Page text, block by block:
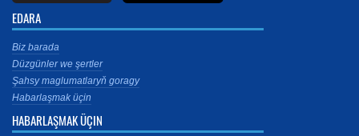
EDARA
Biz barada
Düzgünler we şertler
Şahsy maglumatlaryň goragy
Habarlaşmak üçin
HABARLAŞMAK ÜÇIN